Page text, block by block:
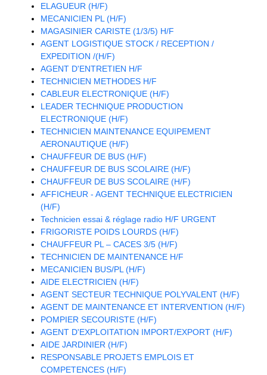
ELAGUEUR (H/F)
MECANICIEN PL (H/F)
MAGASINIER CARISTE (1/3/5) H/F
AGENT LOGISTIQUE STOCK / RECEPTION /
EXPEDITION /(H/F)
AGENT D'ENTRETIEN H/F
TECHNICIEN METHODES H/F
CABLEUR ELECTRONIQUE (H/F)
LEADER TECHNIQUE PRODUCTION
ELECTRONIQUE (H/F)
TECHNICIEN MAINTENANCE EQUIPEMENT
AERONAUTIQUE (H/F)
CHAUFFEUR DE BUS (H/F)
CHAUFFEUR DE BUS SCOLAIRE (H/F)
CHAUFFEUR DE BUS SCOLAIRE (H/F)
AFFICHEUR - AGENT TECHNIQUE ELECTRICIEN
(H/F)
Technicien essai & réglage radio H/F URGENT
FRIGORISTE POIDS LOURDS (H/F)
CHAUFFEUR PL – CACES 3/5 (H/F)
TECHNICIEN DE MAINTENANCE H/F
MECANICIEN BUS/PL (H/F)
AIDE ELECTRICIEN (H/F)
AGENT SECTEUR TECHNIQUE POLYVALENT (H/F)
AGENT DE MAINTENANCE ET INTERVENTION (H/F)
POMPIER SECOURISTE (H/F)
AGENT D'EXPLOITATION IMPORT/EXPORT (H/F)
AIDE JARDINIER (H/F)
RESPONSABLE PROJETS EMPLOIS ET
COMPETENCES (H/F)